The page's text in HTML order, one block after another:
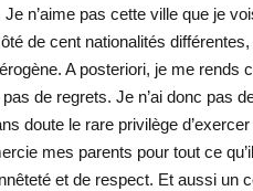
Je n’aime pas cette ville que je
de cent nationalités
A posteriori, je me rends
de regrets. Je n’ai donc pas
doute le rare privilège
mes parents pour tout ce
et de respect. Et aussi un